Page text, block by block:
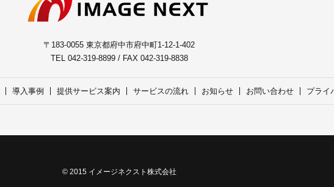
〒183-0055 東京都府中市府中町1-12-1-402
TEL 042-319-8899 / FAX 042-319-8838
導入事例 提供サービス案内 サービスの流れ お知らせ お問い合わせ プライ
© 2015 イメージネクスト株式会社